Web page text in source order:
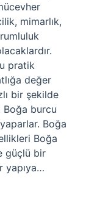
mimarlık,
pratik
değer
bir şekilde
Boğa burcu
Boğa
Boğa
güçlü bir
yapıya…